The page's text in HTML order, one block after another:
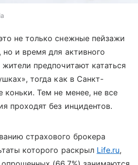
не только снежные пейзажи
и время для активного
предпочитают кататься
тогда как в Санкт-
коньки. Тем не менее, не все
проходят без инцидентов.
страхового брокера
которого раскрыл Life.ru,